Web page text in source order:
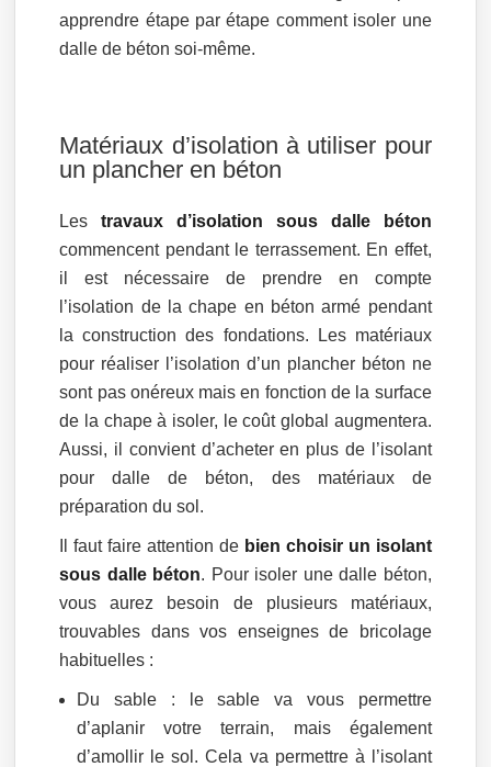
apprendre étape par étape comment isoler une
dalle de béton soi-même.
Matériaux d’isolation à utiliser pour
un plancher en béton
Lestravaux d’isolation sous dalle béton
commencent pendant le terrassement. En effet,
il est nécessaire de prendre en compte
l’isolation de la chape en béton armé pendant
la construction des fondations. Les matériaux
pour réaliser l’isolation d’un plancher béton ne
sont pas onéreux mais en fonction de la surface
de la chape à isoler, le coût global augmentera.
Aussi, il convient d’acheter en plus de l’isolant
pour dalle de béton, des matériaux de
préparation du sol.
Il faut faire attention de bien choisir un isolant
sous dalle béton. Pour isoler une dalle béton,
vous aurez besoin de plusieurs matériaux,
trouvables dans vos enseignes de bricolage
habituelles :
Du sable : le sable va vous permettre
d’aplanir votre terrain, mais également
d’amollir le sol. Cela va permettre à l’isolant